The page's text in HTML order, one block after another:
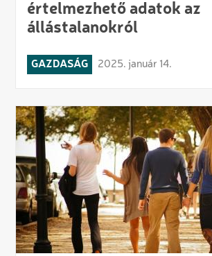
értelmezhető adatok az
állástalanokról
GAZDASÁG 2025. január 14.